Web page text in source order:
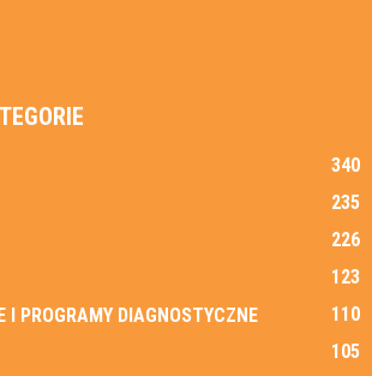
340
235
226
123
I PROGRAMY DIAGNOSTYCZNE
110
105